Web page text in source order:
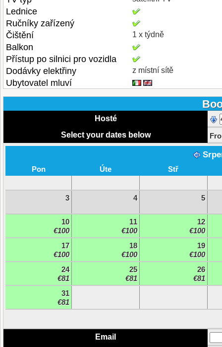
Lednice
Ručníky zařízený
Čištění
1 x týdně
Balkon
Přístup po silnici pro vozidla
Dodávky elektřiny
z místní sítě
Ubytovatel mluví
Hosté
Select your dates below
Pon Úte Stř
3 4 5
10
€100
11
€100
12
€100
17
€100
18
€100
19
€100
24
€81
25
€81
26
€81
31
€81
Email